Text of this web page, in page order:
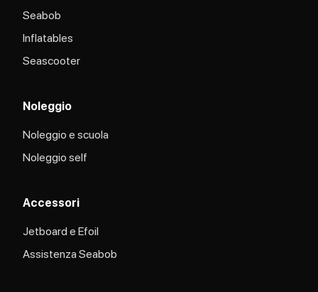
Seabob
Inflatables
Seascooter
Noleggio
Noleggio e scuola
Noleggio self
Accessori
Jetboard e Efoil
Assistenza Seabob​